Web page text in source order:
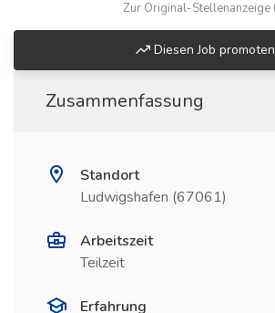
Zur Original-Stellenanzeige
Diesen Job promoten
Zusammenfassung
Standort
Ludwigshafen (67061)
Arbeitszeit
Teilzeit
Erfahrung